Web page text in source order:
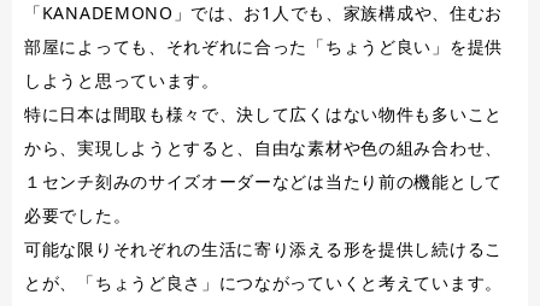
「KANADEMONO」では、お1人でも、家族構成や、住むお
部屋によっても、それぞれに合った「ちょうど良い」を提供
しようと思っています。
特に日本は間取も様々で、決して広くはない物件も多いこと
から、実現しようとすると、自由な素材や色の組み合わせ、
１センチ刻みのサイズオーダーなどは当たり前の機能として
必要でした。
可能な限りそれぞれの生活に寄り添える形を提供し続けるこ
とが、「ちょうど良さ」につながっていくと考えています。